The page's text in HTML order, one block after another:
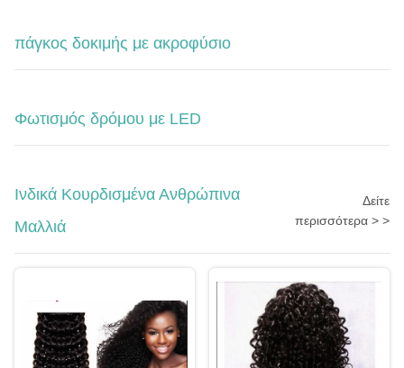
πάγκος δοκιμής με ακροφύσιο
Φωτισμός δρόμου με LED
Ινδικά Κουρδισμένα Ανθρώπινα
Μαλλιά
Δείτε
περισσότερα > >